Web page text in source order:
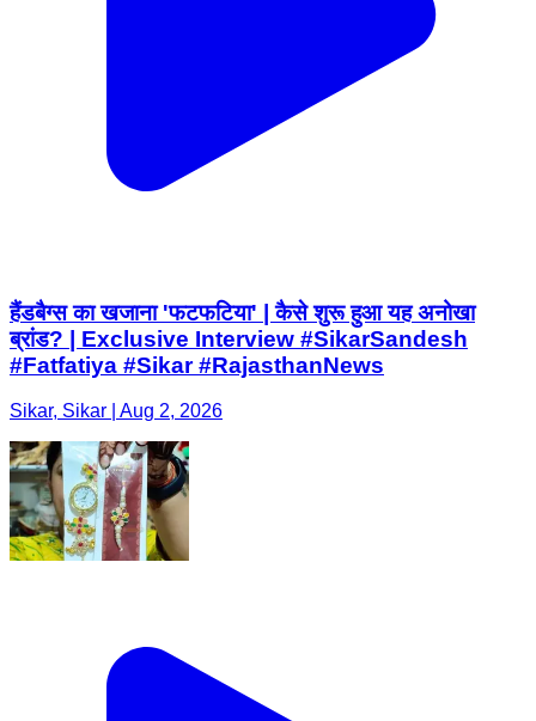
हैंडबैग्स का खजाना 'फटफटिया' | कैसे शुरू हुआ यह अनोखा
ब्रांड? | Exclusive Interview #SikarSandesh
#Fatfatiya #Sikar #RajasthanNews
Sikar, Sikar | Aug 2, 2026